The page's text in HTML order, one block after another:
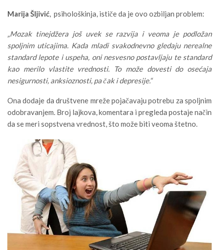
Marija Šljivić , psihološkinja, ističe da je ovo ozbiljan problem:
„Mozak tinejdžera još uvek se razvija i veoma je podložan
spoljnim uticajima. Kada mladi svakodnevno gledaju nerealne
standard lepote i uspeha, oni nesvesno postavljaju te standard
kao merilo vlastite vrednosti. To može dovesti do osećaja
nesigurnosti, anksioznosti, pa čak i depresije.“
Ona dodaje da društvene mreže pojačavaju potrebu za spoljnim
odobravanjem. Broj lajkova, komentara i pregleda postaje način
da se meri sopstvena vrednost, što može biti veoma štetno.